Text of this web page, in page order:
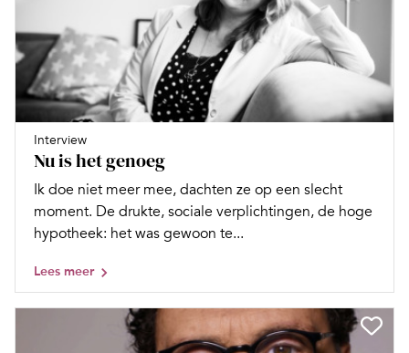
Interview
Nu is het genoeg
Ik doe niet meer mee, dachten ze op een slecht
moment. De drukte, sociale verplichtingen, de hoge
hypotheek: het was gewoon te...
Lees meer